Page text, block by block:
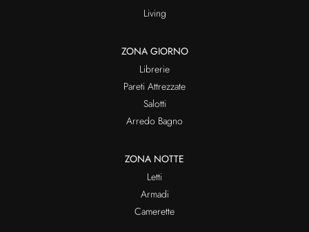
Living
ZONA GIORNO
Librerie
Pareti Attrezzate
Salotti
Arredo Bagno
ZONA NOTTE
Letti
Armadi
Camerette